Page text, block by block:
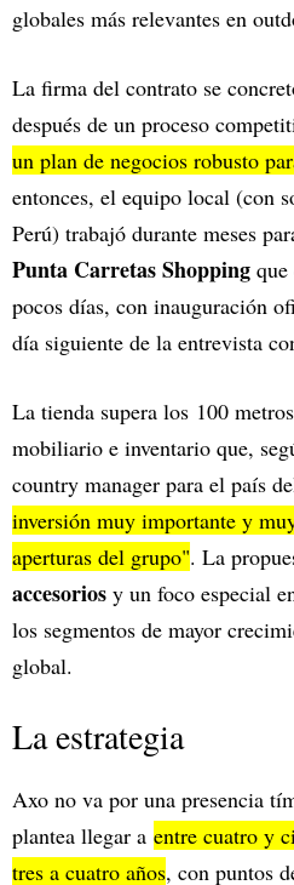
globales más relevantes en
La firma del contrato se
después de un proceso
un plan de negocios robusto
entonces, el equipo local (con
Perú) trabajó durante meses
Punta Carretas Shopping que
pocos días, con inauguración
día siguiente de la entrevista
La tienda supera los 100
mobiliario e inventario que,
country manager para el país
inversión muy importante y
aperturas del grupo". La
accesorios y un foco especial
los segmentos de mayor
global.
La estrategia
Axo no va por una presencia
plantea llegar a entre cuatro y
tres a cuatro años, con puntos